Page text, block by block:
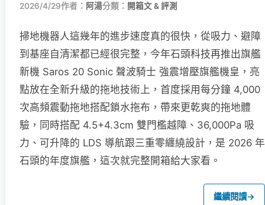
2026/4/29作者： 阿湯分類： 開箱文 & 評測
掃地機器人這幾年的進步速度真的很快，從吸力、避障
到基座自清潔都已經很完整，今年石頭科技再推出旗艦
新機 Saros 20 Sonic 聲波騎士 強震增壓旗艦機皇，亮
點放在全新升級的拖地技術上，首度採用每分鐘 4,000
次高頻震動拖地搭配鎖水拖布，帶來更乾爽的拖地體
驗，同時搭配 4.5+4.3cm 雙門檻越障、36,000Pa 吸
力、可升降的 LDS 導航跟三重零纏繞設計，是 2026 年
石頭的年度旗艦，這次就完整開箱給大家看。
繼續閱讀→